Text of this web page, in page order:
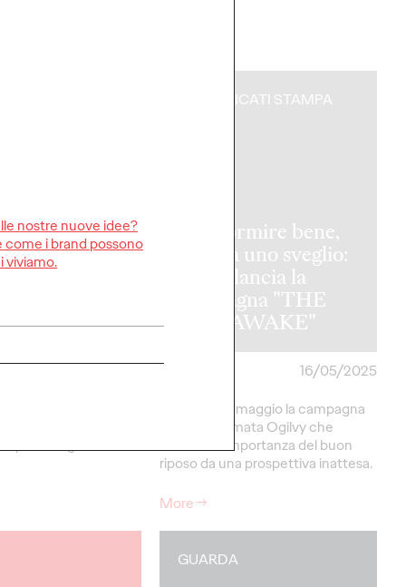
nostre nuove idee?
come i brand possono
viviamo.
“Oggi per
COMUNICATI STAMPA
Per dormire bene,
ascolta uno sveglio:
IKEA lancia la
campagna "THE
ONE AWAKE"
16/05/2025
On air dal 12 maggio la campagna
integrata firmata Ogilvy che
racconta l’importanza del buon
riposo da una prospettiva inattesa.
More→
GUARDA